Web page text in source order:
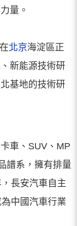
量。
北京海淀區正
新能源技術研
基地的技術研
車、SUV、MP
譜系，擁有排量
長安汽車自主
中國汽車行業